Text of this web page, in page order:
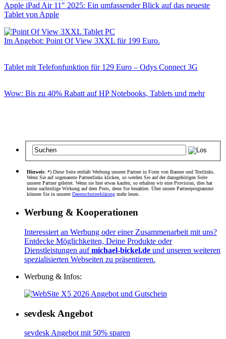
Apple iPad Air 11″ 2025: Ein umfassender Blick auf das neueste
Tablet von Apple
Im Angebot: Point Of View 3XXL für 199 Euro.
Tablet mit Telefonfunktion für 129 Euro – Odys Connect 3G
Wow: Bis zu 40% Rabatt auf HP Notebooks, Tablets und mehr
Hinweis: *) Diese Seite enthält Werbung unserer Partner in Form von Banner und Textlinks.
Wenn Sie auf sogenannte Partnerlinks klicken, so werden Sie auf der dazugehörigen Seite
unserer Partner geleitet. Wenn sie hier etwas kaufen, so erhalten wir eine Provision, dies hat
keine nachteilige Wirkung auf dem Preis, denn Sie bezahlen. Über unsere Partnerprogramme
können Sie in unsererDatenschutzerklärung mehr lesen.
Werbung & Kooperationen
Interessiert an Werbung oder einer Zusammenarbeit mit uns?
Entdecke Möglichkeiten, Deine Produkte oder
Dienstleistungen aufmichael-bickel.de und unseren weiteren
spezialisierten Webseiten zu präsentieren.
Werbung & Infos:
sevdesk Angebot
sevdesk Angebot mit 50% sparen